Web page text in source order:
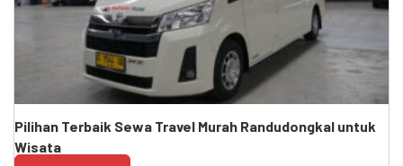
Pilihan Terbaik Sewa Travel Murah Randudongkal untuk
Wisata